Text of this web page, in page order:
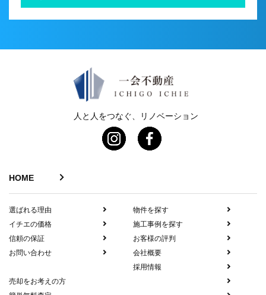
人と人をつなぐ、リノベーション
HOME
選ばれる理由
イチエの価格
信頼の保証
お問い合わせ
物件を探す
施工事例を探す
お客様の評判
会社概要
採用情報
売却をお考えの方